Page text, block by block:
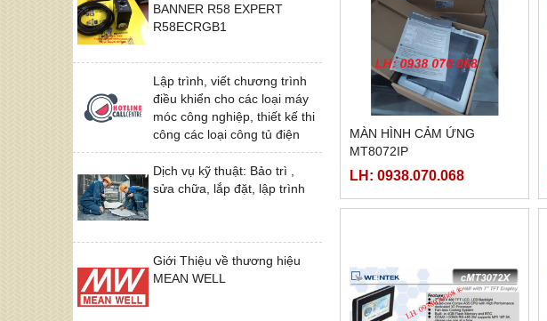
BANNER R58 EXPERT
R58ECRGB1
Lập trình, viết chương trình
điều khiển cho các loại máy
móc công nghiệp, thiết kế thi
công các loại công tủ điện
Dịch vụ kỹ thuật: Bảo trì ,
sửa chữa, lắp đặt, lập trình
Giới Thiệu về thương hiệu
MEAN WELL
MÀN HÌNH CẢM ỨNG
MT8072IP
LH: 0938.070.068